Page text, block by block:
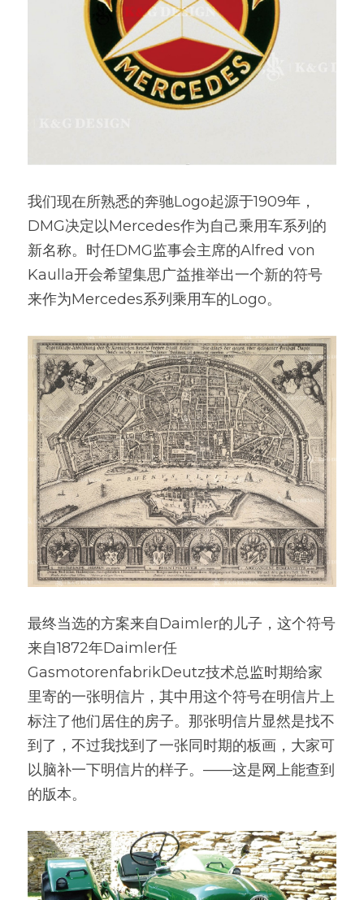
我们现在所熟悉的奔驰Logo起源于1909年，
DMG决定以Mercedes作为自己乘用车系列的
新名称。时任DMG监事会主席的Alfred von
Kaulla开会希望集思广益推举出一个新的符号
来作为Mercedes系列乘用车的Logo。
最终当选的方案来自Daimler的儿子，这个符号
来自1872年Daimler任
GasmotorenfabrikDeutz技术总监时期给家
里寄的一张明信片，其中用这个符号在明信片上
标注了他们居住的房子。那张明信片显然是找不
到了，不过我找到了一张同时期的板画，大家可
以脑补一下明信片的样子。——这是网上能查到
的版本。